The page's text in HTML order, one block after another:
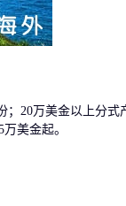
20万美金以上分式
美金起。